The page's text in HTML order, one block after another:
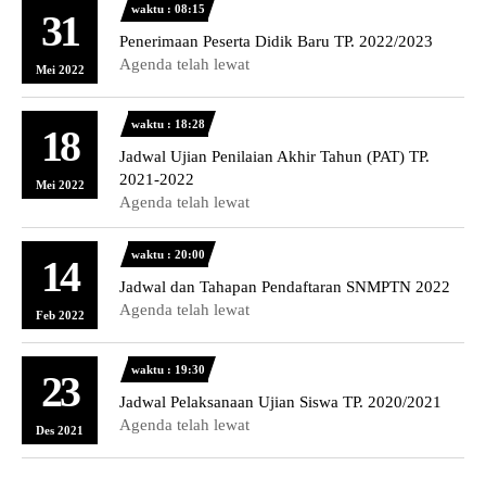
31
Mei 2022
waktu : 08:15
Penerimaan Peserta Didik Baru TP. 2022/2023
Agenda telah lewat
18
Mei 2022
waktu : 18:28
Jadwal Ujian Penilaian Akhir Tahun (PAT) TP.
2021-2022
Agenda telah lewat
14
Feb 2022
waktu : 20:00
Jadwal dan Tahapan Pendaftaran SNMPTN 2022
Agenda telah lewat
23
Des 2021
waktu : 19:30
Jadwal Pelaksanaan Ujian Siswa TP. 2020/2021
Agenda telah lewat